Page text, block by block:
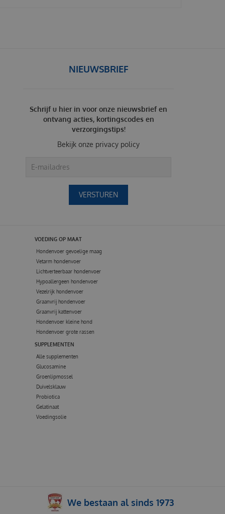
NIEUWSBRIEF
Schrijf u hier in voor onze nieuwsbrief en
ontvang acties, kortingscodes en
verzorgingstips!
Bekijk onze privacy policy
VOEDING OP MAAT
Hondenvoer gevoelige maag
Vetarm hondenvoer
Lichtverteerbaar hondenvoer
Hypoallergeen hondenvoer
Vezelrijk hondenvoer
Graanvrij hondenvoer
Graanvrij kattenvoer
Hondenvoer kleine hond
Hondenvoer grote rassen
SUPPLEMENTEN
Alle supplementen
Glucosamine
Groenlipmossel
Duivelsklauw
Probiotica
Gelatinaat
Voedingsolie
We bestaan al sinds 1973